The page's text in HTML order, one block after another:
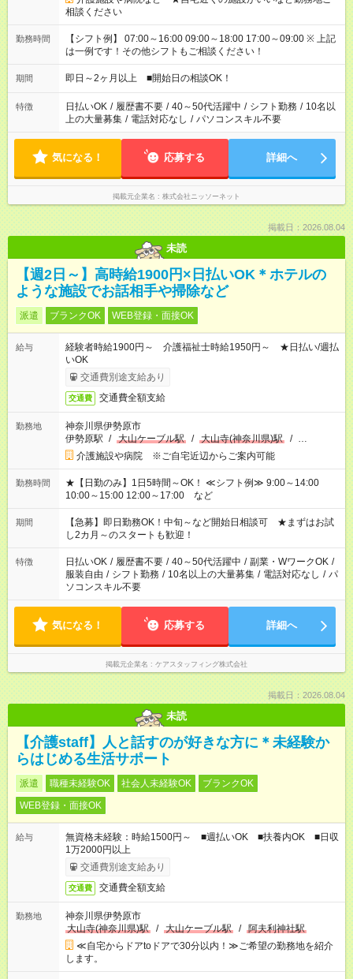
相談ください
勤務時間
【シフト例】 07:00～16:00 09:00～18:00 17:00～09:00 ※ 上記
は一例です！その他シフトもご相談ください！
期間 即日～2ヶ月以上 ■開始日の相談OK！
特徴 日払いOK / 履歴書不要 / 40～50代活躍中 / シフト勤務 / 10名以
上の大量募集 / 電話対応なし / パソコンスキル不要
気になる！ 応募する 詳細へ
掲載元企業名 株式会社ニッソーネット
掲載日：2026.08.04
未読
【週2日～】高時給1900円×日払いOK＊ホテルの
ような施設でお話相手や掃除など
派遣 ブランクOK WEB登録・面接OK
給与
経験者時給1900円～ 介護福祉士時給1950円～ ★日払い/週払
いOK
交通費別途支給あり
交通費 交通費全額支給
勤務地
神奈川県伊勢原市
伊勢原駅 / 大山ケーブル駅 / 大山寺(神奈川県)駅 / …
介護施設や病院 ※ご自宅近辺からご案内可能
勤務時間
★【日勤のみ】1日5時間～OK！ ≪シフト例≫ 9:00～14:00
10:00～15:00 12:00～17:00 など
期間
【急募】即日勤務OK！中旬～など開始日相談可 ★まずはお試
し2カ月～のスタートも歓迎！
特徴 日払いOK / 履歴書不要 / 40～50代活躍中 / 副業・WワークOK /
服装自由 / シフト勤務 / 10名以上の大量募集 / 電話対応なし / パ
ソコンスキル不要
気になる！ 応募する 詳細へ
掲載元企業名 ケアスタッフィング株式会社
掲載日：2026.08.04
未読
【介護staff】人と話すのが好きな方に＊未経験か
らはじめる生活サポート
派遣 職種未経験OK 社会人未経験OK
ブランクOK
WEB登録・面接OK
給与
無資格未経験：時給1500円～ ■週払いOK ■扶養内OK ■日収
1万2000円以上
交通費別途支給あり
交通費 交通費全額支給
勤務地
神奈川県伊勢原市
大山寺(神奈川県)駅
/ 大山ケーブル駅 / 阿夫利神社駅
≪自宅からドアtoドアで30分以内！≫ご希望の勤務地を紹介
します。